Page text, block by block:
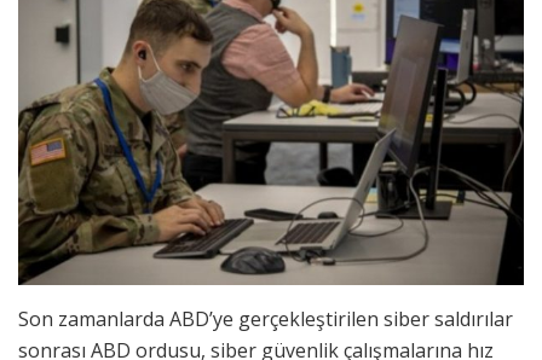
Son zamanlarda ABD’ye gerçekleştirilen siber saldırılar
sonrası ABD ordusu, siber güvenlik çalışmalarına hız